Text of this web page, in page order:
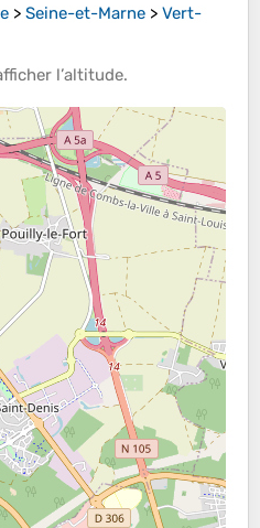
> Seine-et-Marne > Vert-
l’altitude.